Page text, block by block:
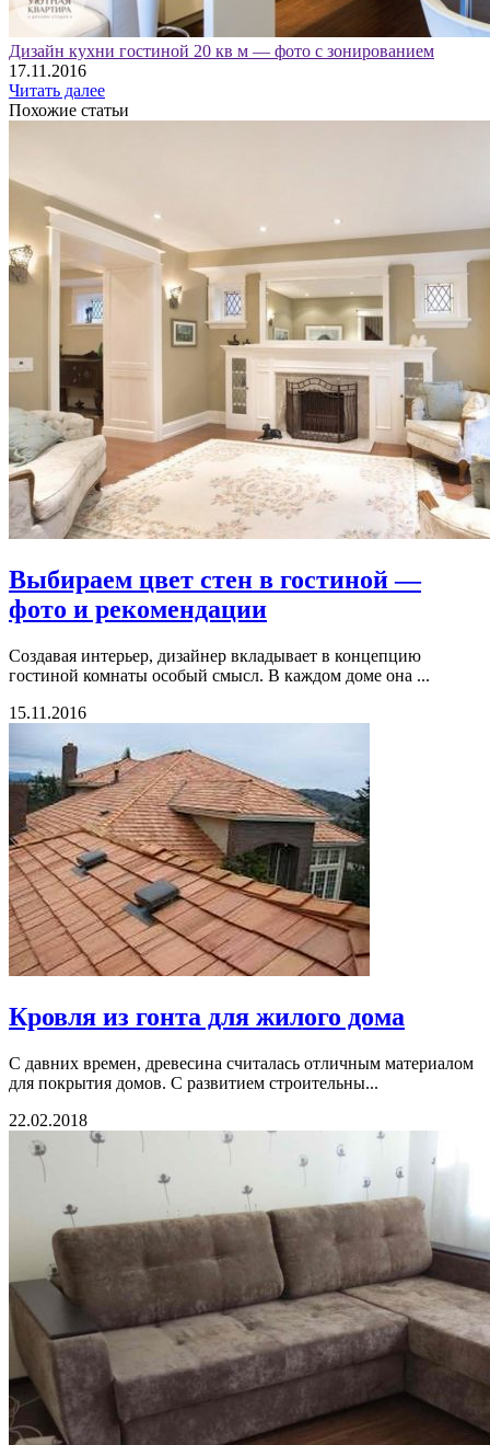
Дизайн кухни гостиной 20 кв м — фото с зонированием
17.11.2016
Читать далее
Похожие статьи
Выбираем цвет стен в гостиной —
фото и рекомендации
Создавая интерьер, дизайнер вкладывает в концепцию
гостиной комнаты особый смысл. В каждом доме она ...
15.11.2016
Кровля из гонта для жилого дома
С давних времен, древесина считалась отличным материалом
для покрытия домов. С развитием строительны...
22.02.2018